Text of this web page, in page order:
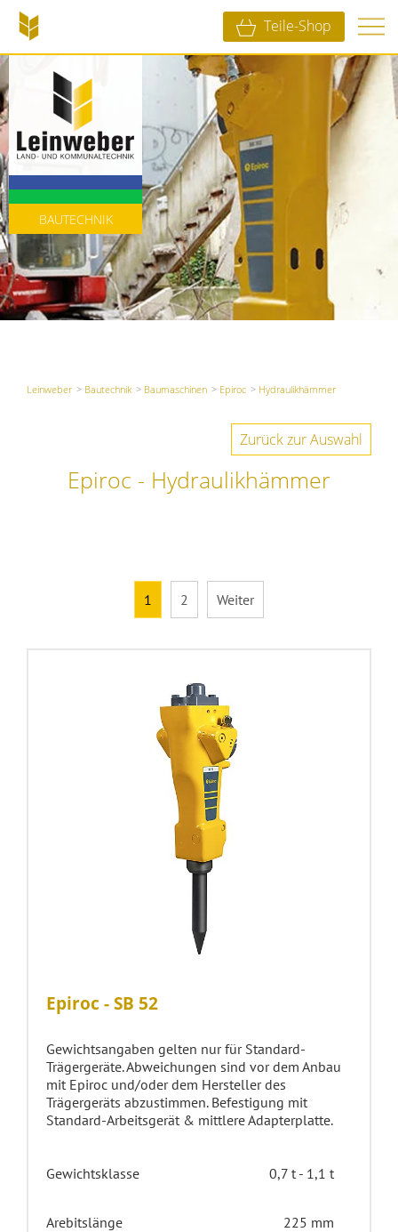
Teile-Shop
LANDTECHNIK
KOMMUNALTECHNIK
BAUTECHNIK
Leinweber Bautechnik Baumaschinen Epiroc Hydraulikhämmer
Zurück zur Auswahl
Epiroc - Hydraulikhämmer
1 2 Weiter
Epiroc - SB 52
Gewichtsangaben gelten nur für Standard-
Trägergeräte. Abweichungen sind vor dem Anbau
mit Epiroc und/oder dem Hersteller des
Trägergeräts abzustimmen. Befestigung mit
Standard-Arbeitsgerät & mittlere Adapterplatte.
Gewichtsklasse 0,7 t - 1,1 t
Arebitslänge 225 mm